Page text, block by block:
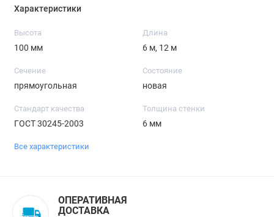
Характеристики
Высота
100 мм
Длина
6 м, 12 м
Сечение
прямоугольная
Состояние
новая
Стандарт качества
ГОСТ 30245-2003
Толщина стенки
6 мм
Все характеристики
ОПЕРАТИВНАЯ
ДОСТАВКА